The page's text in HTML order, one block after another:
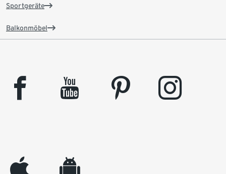
Sportgeräte
Balkonmöbel
facebook youtube pinterest instagram